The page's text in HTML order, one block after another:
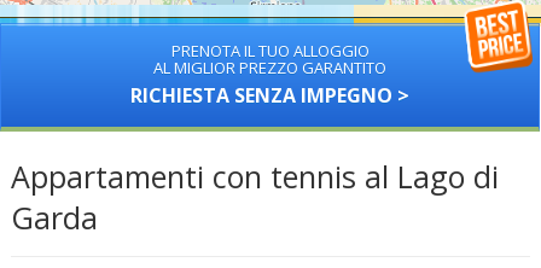
PRENOTA IL TUO ALLOGGIO
AL MIGLIOR PREZZO GARANTITO
RICHIESTA SENZA IMPEGNO >
Appartamenti con tennis al Lago di
Garda